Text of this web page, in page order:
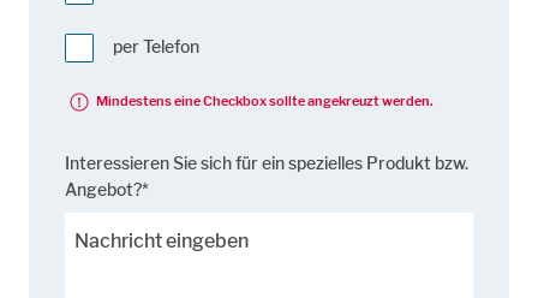
per Telefon
Mindestens eine Checkbox sollte angekreuzt werden.
Interessieren Sie sich für ein spezielles Produkt bzw.
Angebot?*